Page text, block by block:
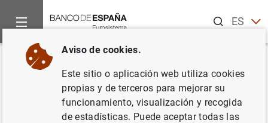
ESEN
Inicio Novedades
Volver
Accidente laboral en la sede del
Banco de España en Madrid
Aviso de cookies.
Este sitio o aplicación web utiliza cookies
propias y de terceros para mejorar su
funcionamiento, visualización y recogida
de estadísticas. Puede aceptar todas las